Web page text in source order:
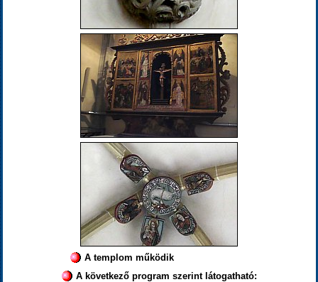
A templom működik
A következő program szerint látogatható: